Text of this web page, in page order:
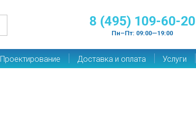
8 (495) 109-60-20
Пн–Пт: 09:00—19:00
Проектирование Доставка и оплата Услуги